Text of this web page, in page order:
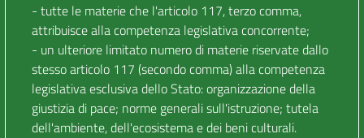
- tutte le materie che l'articolo 117, terzo comma,
attribuisce alla competenza legislativa concorrente;
- un ulteriore limitato numero di materie riservate dallo
stesso articolo 117 (secondo comma) alla competenza
legislativa esclusiva dello Stato: organizzazione della
giustizia di pace; norme generali sull'istruzione; tutela
dell'ambiente, dell'ecosistema e dei beni culturali.